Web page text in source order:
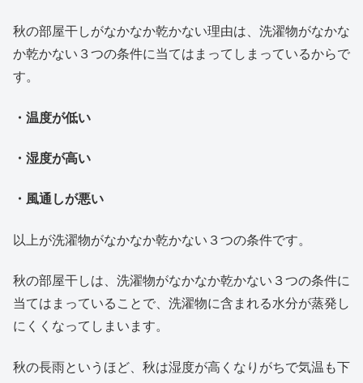
秋の部屋干しがなかなか乾かない理由は、洗濯物がなかな
か乾かない３つの条件に当てはまってしまっているからで
す。
・温度が低い
・湿度が高い
・風通しが悪い
以上が洗濯物がなかなか乾かない３つの条件です。
秋の部屋干しは、洗濯物がなかなか乾かない３つの条件に
当てはまっていることで、洗濯物に含まれる水分が蒸発し
にくくなってしまいます。
秋の長雨というほど、秋は湿度が高くなりがちで気温も下